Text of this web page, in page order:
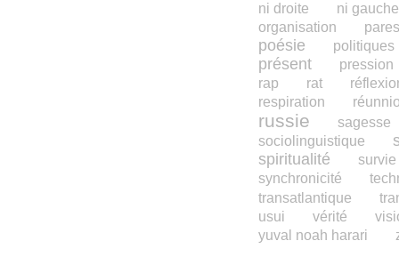
ni droite
ni gauche
organisation
poésie politiques
présent
pression
rap
rat
respiration
russie
sagesse
sociolinguistique
spiritualité
survie
synchronicité
transatlantique
usui
vérité
yuval noah harari